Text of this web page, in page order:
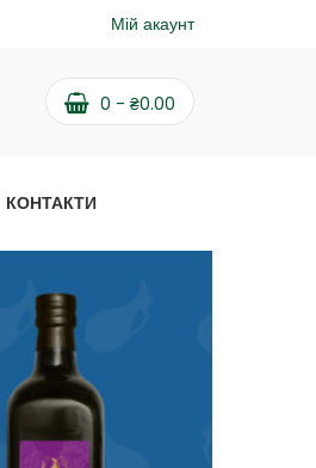
Мій акаунт
0 - ₴0.00
КОНТАКТИ